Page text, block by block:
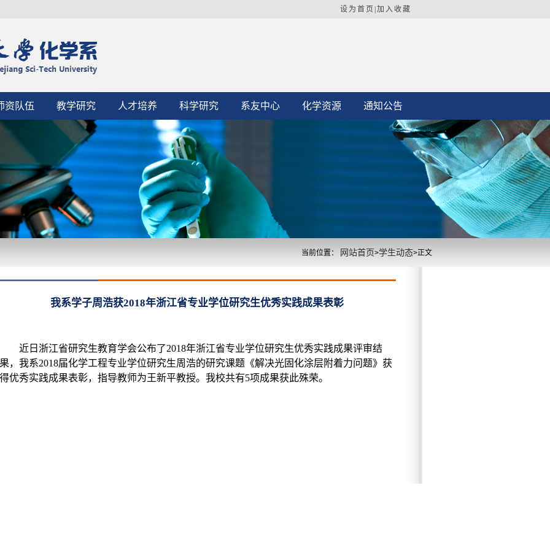
设为首页 |加入收藏
资队伍 教学研究 人才培养 科学研究 系友中心 化学资源 通知公告
当前位置： 网站首页>学生动态>正文
我系学子周浩获2018年浙江省专业学位研究生优秀实践成果表彰
近日浙江省研究生教育学会公布了2018年浙江省专业学位研究生优秀实践成果评审结
，我系2018届化学工程专业学位研究生周浩的研究课题《解决光固化涂层附着力问题》获
优秀实践成果表彰，指导教师为王新平教授。我校共有5项成果获此殊荣。